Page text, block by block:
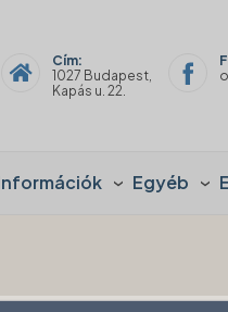
Cím:
1027 Budapest,
Kapás u. 22.
Egyéb